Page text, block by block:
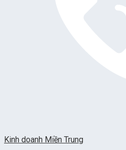
Kinh doanh Miền Trung